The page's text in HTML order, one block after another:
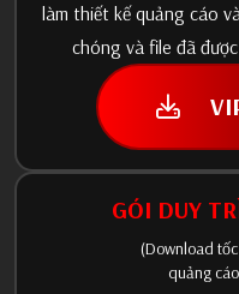
làm thiết kế quảng cáo
chóng và file đã
GÓI DUY
(Download
quảng